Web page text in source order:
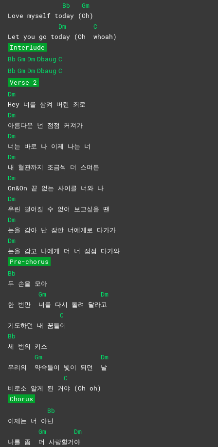
Love myself to
Bb
day (
Gm
Oh)
Let you go to
Dm
day (Oh
C
whoah)
Interlude
Bb Gm Dm Dbaug C
Bb Gm Dm Dbaug C
Verse 2
Dm
Hey 너를 삼켜 버린 죄로
Dm
아름다운 넌 점점 커져가
Dm
너는 바로 나 이제 나는 너
Dm
내 혈관까지 조금씩 더 스며든
Dm
On&On 끝 없는 사이클 너와 나
Dm
우린 떨어질 수 없어 보고싶을 땐
Dm
눈을 감아 난 잠깐 너에게로 다가가
Dm
눈을 감고 나에게 더 너 점점 다가와
Pre-chorus
Bb
두 손을 모아
한 번만
Gm
너를 다시 돌려 달라
Dm
고
기도하던 내 꿈들
C
이
Bb
세 번의 키스
우리의
Gm
약속들이 빛이 되던
Dm
날
비로소 알게 된 거
C
야 (Oh oh)
Chorus
이제는 너 아
Bb
닌
나를 좀
Gm
더 사랑할거
Dm
야